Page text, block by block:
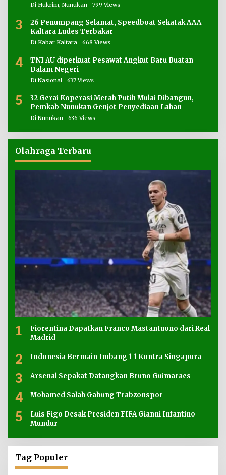
Di Hukrim, Nunukan 799 Views
3
26 Penumpang Selamat, Speedboat Sekatak AAA
Kaltara Ludes Terbakar
Di Kabar Kaltara 668 Views
4
TNI AU diperkuat Pesawat Angkut Baru Buatan
Dalam Negeri
Di Nasional 637 Views
5
32 Gerai Koperasi Merah Putih Mulai Dibangun,
Pemkab Nunukan Genjot Penyediaan Lahan
Di Nunukan 636 Views
Olahraga Terbaru
1
Fiorentina Dapatkan Franco Mastantuono dari Real
Madrid
2 Indonesia Bermain Imbang 1-1 Kontra Singapura
3 Arsenal Sepakat Datangkan Bruno Guimaraes
4 Mohamed Salah Gabung Trabzonspor
5
Luis Figo Desak Presiden FIFA Gianni Infantino
Mundur
Tag Populer